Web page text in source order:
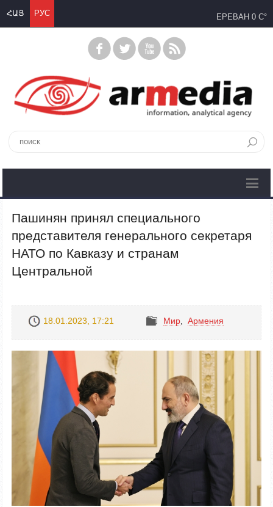
ՀԱՅ РУС ЕРЕВАН 0 C°
Пашинян принял специального
представителя генерального секретаря
НАТО по Кавказу и странам
Центральной
18.01.2023, 17:21 Mир Армения